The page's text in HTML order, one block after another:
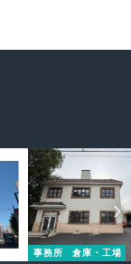
事務所 倉庫・工場